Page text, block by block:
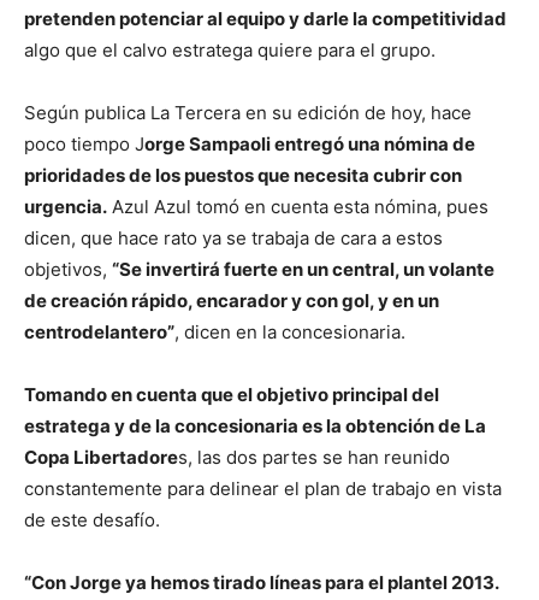
pretenden potenciar al equipo y darle la competitividad
algo que el calvo estratega quiere para el grupo.
Según publica La Tercera en su edición de hoy, hace
poco tiempo Jorge Sampaoli entregó una nómina de
prioridades de los puestos que necesita cubrir con
urgencia. Azul Azul tomó en cuenta esta nómina, pues
dicen, que hace rato ya se trabaja de cara a estos
objetivos, “Se invertirá fuerte en un central, un volante
de creación rápido, encarador y con gol, y en un
centrodelantero”, dicen en la concesionaria.
Tomando en cuenta que el objetivo principal del
estratega y de la concesionaria es la obtención de La
Copa Libertadores, las dos partes se han reunido
constantemente para delinear el plan de trabajo en vista
de este desafío.
“Con Jorge ya hemos tirado líneas para el plantel 2013.